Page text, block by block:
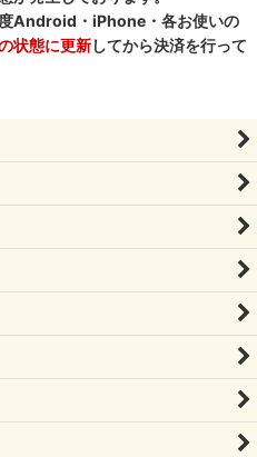
Android・iPhone・各お使いの
状態に更新してから決済を行って